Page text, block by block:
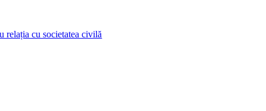
relația cu societatea civilă